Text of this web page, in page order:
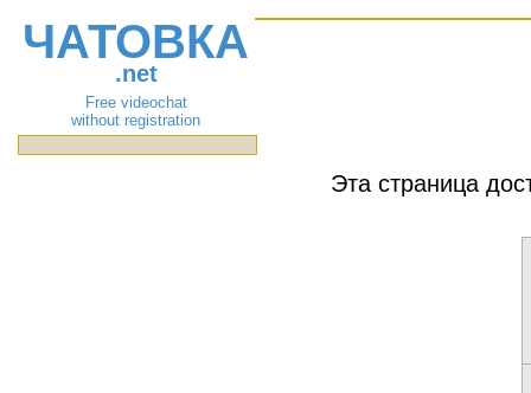
ЧАТОВКА
.net
Free videochat
without registration
Эта страница